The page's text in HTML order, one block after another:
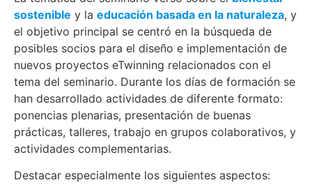
sostenible y la educación basada en la naturaleza, y
el objetivo principal se centró en la búsqueda de
posibles socios para el diseño e implementación de
nuevos proyectos eTwinning relacionados con el
tema del seminario. Durante los días de formación se
han desarrollado actividades de diferente formato:
ponencias plenarias, presentación de buenas
prácticas, talleres, trabajo en grupos colaborativos, y
actividades complementarias.
Destacar especialmente los siguientes aspectos: